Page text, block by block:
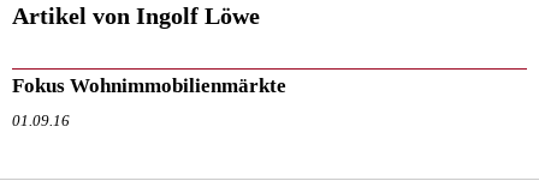
Artikel von Ingolf Löwe
Fokus Wohnimmobilienmärkte
01.09.16